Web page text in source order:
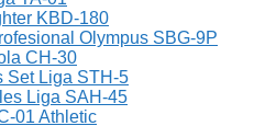
KBD-180
Olympus SBG-9P
CH-30
Set Liga STH-5
Liga SAH-45
01 Athletic